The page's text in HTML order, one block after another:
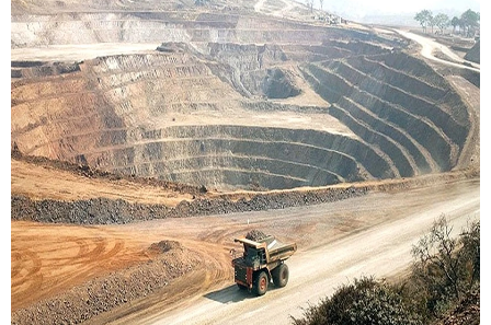
Circuits touristiques
Tourisme
Régions
Hotels